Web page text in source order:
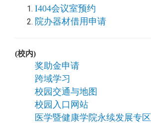
I404会议室预约
院办器材借用申请
(校内)
奖助金申请
跨域学习
校园交通与地图
校园入口网站
医学暨健康学院永续发展专区